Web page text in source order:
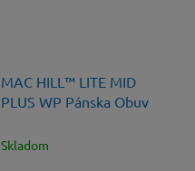
MAC HILL™ LITE MID
PLUS WP Pánska Obuv
Skladom